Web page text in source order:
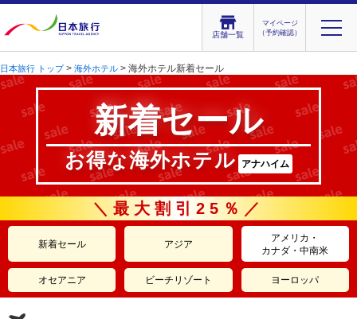
店舗一覧
マイページ
（予約確認）
日本旅行 トップ> 海外ホテル > 海外ホテル新着セール
新着セール
お得な海外ホテル アナハイム
＼最大割引25％／
新着セール アジア
アメリカ・
カナダ・中南米
オセアニア ビーチリゾート ヨーロッパ